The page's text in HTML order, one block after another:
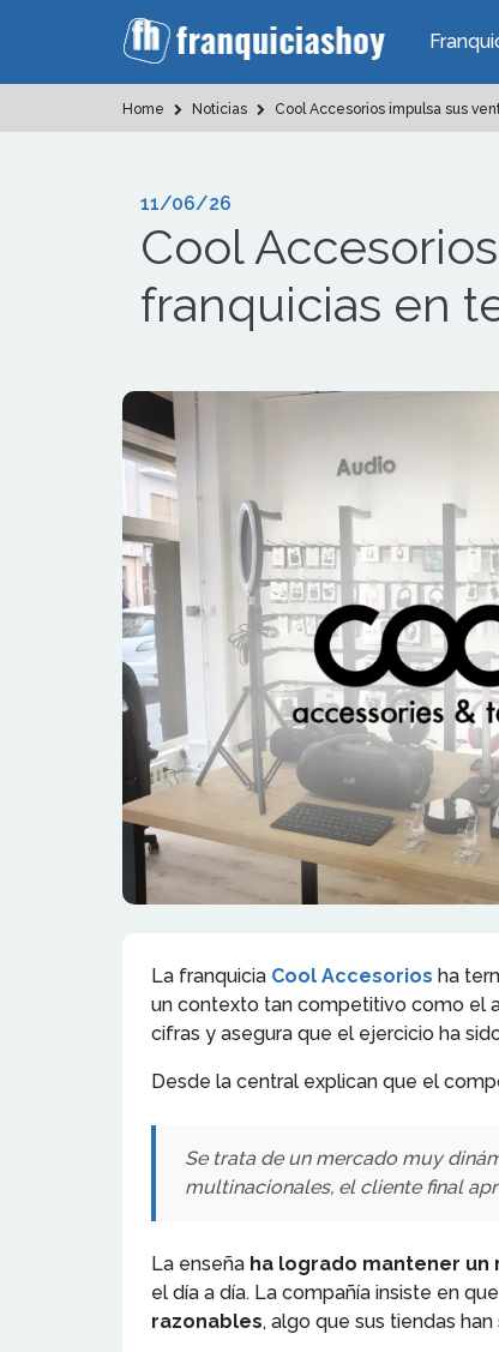
Home Noticias Cool Accesorios impulsa sus
11/06/26
Cool
franquicias en
La franquicia Cool Accesorios ha
un contexto tan competitivo como el
cifras y asegura que el ejercicio ha
Desde la central explican que el
Se trata de un mercado muy
multinacionales, el cliente final
La enseña ha logrado mantener un
el día a día. La compañía insiste en que
razonables, algo que sus tiendas